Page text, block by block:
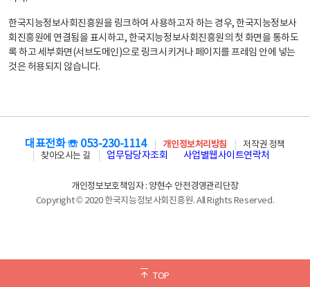
한국지능정보사회진흥원을 링크하여 사용하고자 하는 경우, 한국지능정보사
회진흥원에 연결됨을 표시하고, 한국지능정보사회진흥원의 첫 화면을 통하도
록 하고 세부화면(서브도메인)으로 링크시키거나 페이지를 프레임 안에 넣는
것은 허용되지 않습니다.
TOP
대표전화 ☏ 053-230-1114 개인정보처리방침
저작권 정책
찾아오시는 길
업무담당자조회 사업별웹사이트연락처
개인정보보호책임자 : 양현수 안전경영관리단장
Copyright © 2020 한국지능정보사회진흥원. All Rights Reserved.